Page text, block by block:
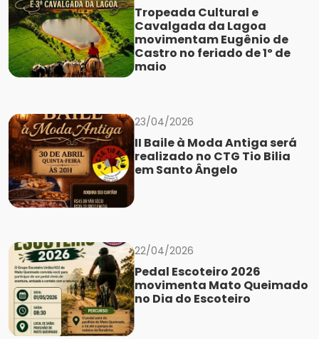
Tropeada Cultural e
Cavalgada da Lagoa
movimentam Eugênio de
Castro no feriado de 1º de
maio
23/04/2026
II Baile à Moda Antiga será
realizado no CTG Tio Bilia
em Santo Ângelo
22/04/2026
Pedal Escoteiro 2026
movimenta Mato Queimado
no Dia do Escoteiro